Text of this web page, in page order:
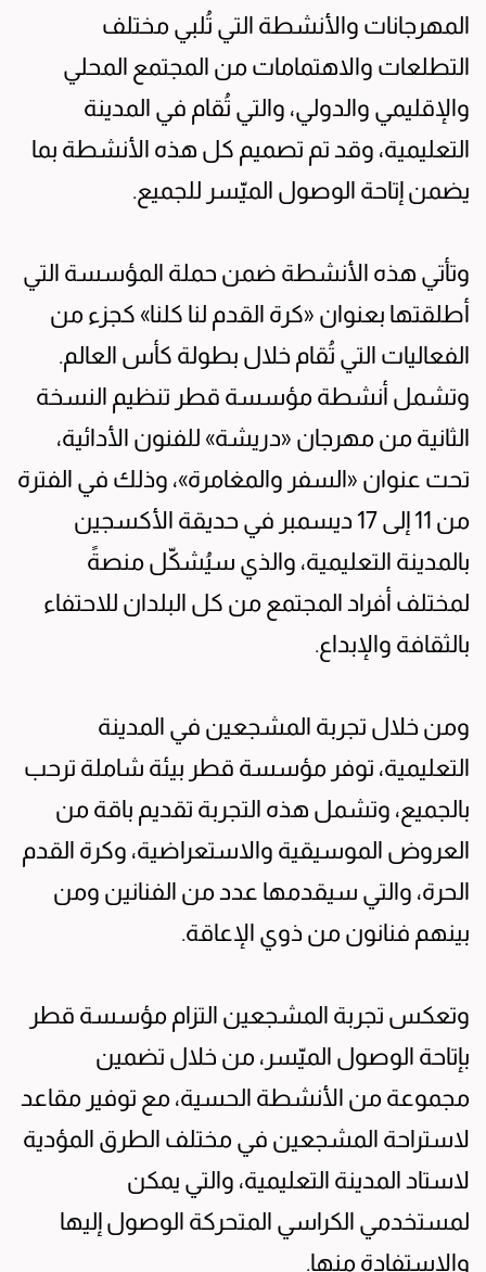
المهرجانات والأنشطة التي تُلبي مختلف
التطلعات والاهتمامات من المجتمع المحلي
والإقليمي والدولي، والتي تُقام في المدينة
التعليمية، وقد تم تصميم كل هذه الأنشطة بما
يضمن إتاحة الوصول الميّسر للجميع.
وتأتي هذه الأنشطة ضمن حملة المؤسسة التي
أطلقتها بعنوان «كرة القدم لنا كلنا» كجزء من
الفعاليات التي تُقام خلال بطولة كأس العالم.
وتشمل أنشطة مؤسسة قطر تنظيم النسخة
الثانية من مهرجان «دريشة» للفنون الأدائية،
تحت عنوان «السفر والمغامرة»، وذلك في الفترة
من 11 إلى 17 ديسمبر في حديقة الأكسجين
بالمدينة التعليمية، والذي سيُشكّل منصةً
لمختلف أفراد المجتمع من كل البلدان للاحتفاء
بالثقافة والإبداع.
ومن خلال تجربة المشجعين في المدينة
التعليمية، توفر مؤسسة قطر بيئة شاملة ترحب
بالجميع، وتشمل هذه التجربة تقديم باقة من
العروض الموسيقية والاستعراضية، وكرة القدم
الحرة، والتي سيقدمها عدد من الفنانين ومن
بينهم فنانون من ذوي الإعاقة.
وتعكس تجربة المشجعين التزام مؤسسة قطر
بإتاحة الوصول الميّسر، من خلال تضمين
مجموعة من الأنشطة الحسية، مع توفير مقاعد
لاستراحة المشجعين في مختلف الطرق المؤدية
لاستاد المدينة التعليمية، والتي يمكن
لمستخدمي الكراسي المتحركة الوصول إليها
والاستفادة منها.